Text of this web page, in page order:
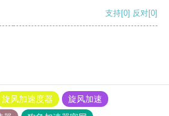
支持[0] 反对[0]
旋风加速度器
旋风加速